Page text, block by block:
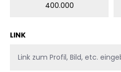
400.000
LINK